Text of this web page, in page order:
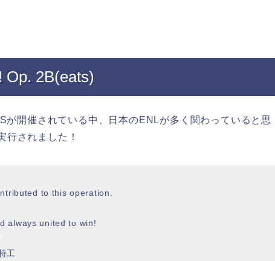
Op. 2B(eats)
が開催されている中、日本のENLが多く関わっていると思
行されました！
to this operation.
always united to win!
工